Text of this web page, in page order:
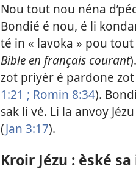
Nou tout nou néna
Bondié é nou, é li
té in « lavoka » pou
Bible en français courant
zot priyèr é pardone
1:21 ; Romin 8:34).
sak li vé. Li la anvoy
(Jan 3:17).
Kroir Jézu : èské